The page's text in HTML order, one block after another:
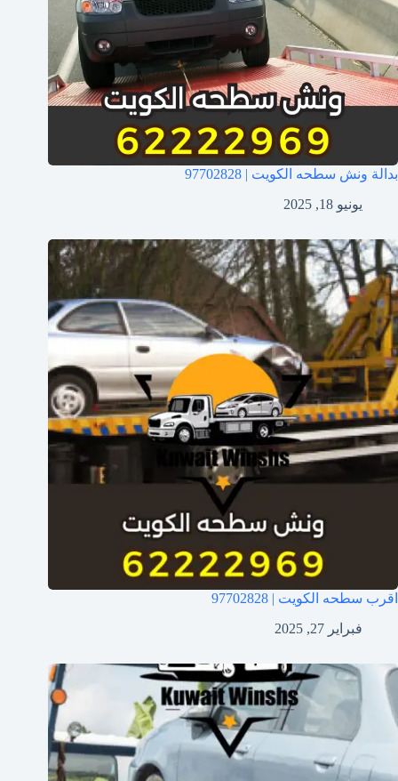
بدالة ونش سطحه الكويت | 97702828
يونيو 18, 2025
اقرب سطحه الكويت | 97702828
فبراير 27, 2025